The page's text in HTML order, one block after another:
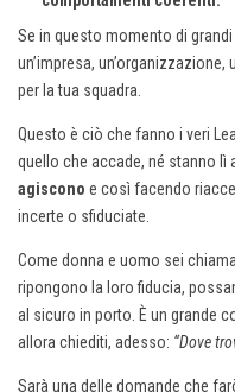
Se in questo momento di
un’impresa,
per la tua squadra.
Questo è ciò che fanno i veri
quello che accade, né stanno lì
agiscono e così facendo
incerte o sfiduciate.
Come donna e uomo sei
ripongono la loro fiducia,
al sicuro in porto. È un grande
allora chiediti, adesso: “Dove
Sarà una delle domande che